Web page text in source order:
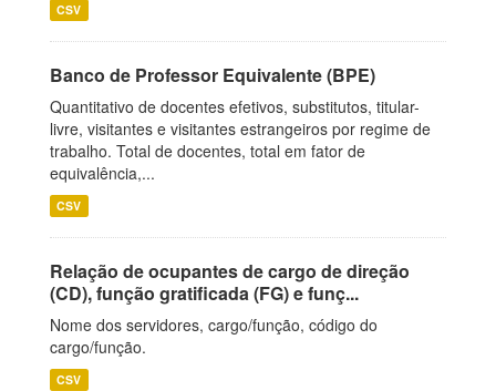
CSV
Banco de Professor Equivalente (BPE)
Quantitativo de docentes efetivos, substitutos, titular-
livre, visitantes e visitantes estrangeiros por regime de
trabalho. Total de docentes, total em fator de
equivalência,...
CSV
Relação de ocupantes de cargo de direção
(CD), função gratificada (FG) e funç...
Nome dos servidores, cargo/função, código do
cargo/função.
CSV